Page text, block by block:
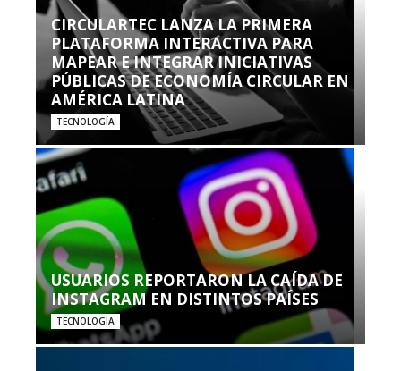
CIRCULARTEC LANZA LA PRIMERA
PLATAFORMA INTERACTIVA PARA
MAPEAR E INTEGRAR INICIATIVAS
PÚBLICAS DE ECONOMÍA CIRCULAR EN
AMÉRICA LATINA
TECNOLOGÍA
USUARIOS REPORTARON LA CAÍDA DE
INSTAGRAM EN DISTINTOS PAÍSES
TECNOLOGÍA